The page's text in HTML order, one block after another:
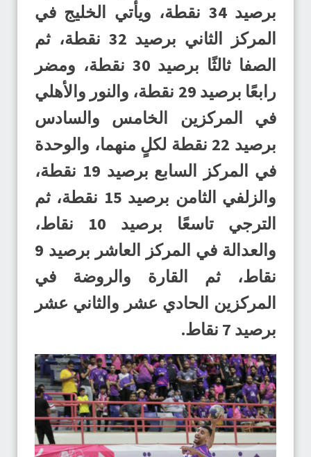
برصيد 34 نقطة، ويأتي الخليج في
المركز الثاني برصيد 32 نقطة، ثم
الصفا ثالثًا برصيد 30 نقطة، ومضر
رابعًا برصيد 29 نقطة، والنور والأهلي
في المركزين الخامس والسادس
برصيد 22 نقطة لكلٍ منهما، والوحدة
في المركز السابع برصيد 19 نقطة،
والزلفي الثامن برصيد 15 نقطة، ثم
الترجي تاسعًا برصيد 10 نقاط،
والعدالة في المركز العاشر برصيد 9
نقاط، ثم القارة والروضة في
المركزين الحادي عشر والثاني عشر
برصيد 7 نقاط.